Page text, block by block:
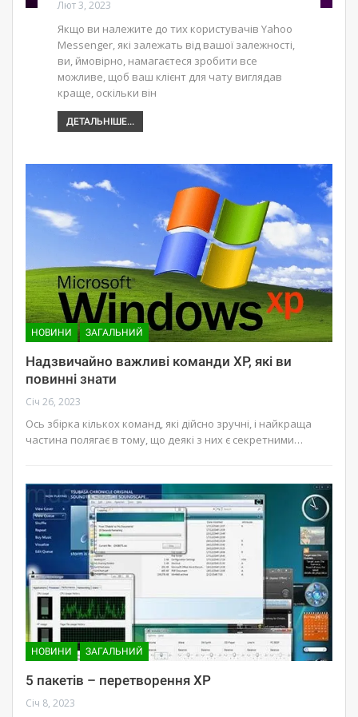
Лют 3, 2023
Якщо ви належите до тих користувачів Yahoo
Messenger, які залежать від вашої залежності,
ви, ймовірно, намагаєтеся зробити все
можливе, щоб ваш клієнт для чату виглядав
краще, оскільки він
ДЕТАЛЬНІШЕ...
НОВИНИ ЗАГАЛЬНИЙ
Надзвичайно важливі команди XP, які ви
повинні знати
Січ 26, 2023
Ось збірка кількох команд, які дійсно зручні, і найкраща
частина полягає в тому, що деякі з них є секретними…
НОВИНИ ЗАГАЛЬНИЙ
5 пакетів – перетворення XP
Січ 8, 2023